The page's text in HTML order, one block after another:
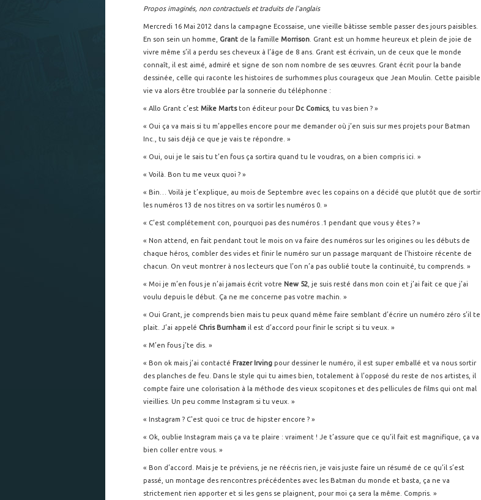
Propos imaginés, non contractuels et traduits de l’anglais
Mercredi 16 Mai 2012 dans la campagne Ecossaise, une vieille bâtisse semble passer des jours paisibles.
En son sein un homme, Grant de la famille Morrison . Grant est un homme heureux et plein de joie de
vivre même s’il a perdu ses cheveux à l’âge de 8 ans. Grant est écrivain, un de ceux que le monde
connaît, il est aimé, admiré et signe de son nom nombre de ses œuvres. Grant écrit pour la bande
dessinée, celle qui raconte les histoires de surhommes plus courageux que Jean Moulin. Cette paisible
vie va alors être troublée par la sonnerie du téléphonne :
« Allo Grant c’est Mike Martston éditeur pour Dc Comics, tu vas bien ? »
« Oui ça va mais si tu m’appelles encore pour me demander où j’en suis sur mes projets pour Batman
Inc., tu sais déjà ce que je vais te répondre. »
« Oui, oui je le sais tu t’en fous ça sortira quand tu le voudras, on a bien compris ici. »
« Voilà. Bon tu me veux quoi ? »
« Bin… Voilà je t’explique, au mois de Septembre avec les copains on a décidé que plutôt que de sortir
les numéros 13 de nos titres on va sortir les numéros 0. »
« C’est complétement con, pourquoi pas des numéros .1 pendant que vous y êtes ? »
« Non attend, en fait pendant tout le mois on va faire des numéros sur les origines ou les débuts de
chaque héros, combler des vides et finir le numéro sur un passage marquant de l’histoire récente de
chacun. On veut montrer à nos lecteurs que l’on n’a pas oublié toute la continuité, tu comprends. »
« Moi je m’en fous je n’ai jamais écrit votre New 52 , je suis resté dans mon coin et j’ai fait ce que j’ai
voulu depuis le début. Ça ne me concerne pas votre machin. »
« Oui Grant, je comprends bien mais tu peux quand même faire semblant d’écrire un numéro zéro s’il te
plait. J’ai appelé Chris Burnham il est d’accord pour finir le script si tu veux. »
« M’en fous j’te dis. »
« Bon ok mais j’ai contacté Frazer Irving pour dessiner le numéro, il est super emballé et va nous sortir
des planches de feu. Dans le style qui tu aimes bien, totalement à l’opposé du reste de nos artistes, il
compte faire une colorisation à la méthode des vieux scopitones et des pellicules de films qui ont mal
vieillies. Un peu comme Instagram si tu veux. »
« Instagram ? C'est quoi ce truc de hipster encore ? »
« Ok, oublie Instagram mais ça va te plaire : vraiment ! Je t’assure que ce qu’il fait est magnifique, ça va
bien coller entre vous. »
« Bon d’accord. Mais je te préviens, je ne réécris rien, je vais juste faire un résumé de ce qu’il s’est
passé, un montage des rencontres précédentes avec les Batman du monde et basta, ça ne va
strictement rien apporter et si les gens se plaignent, pour moi ça sera la même. Compris. »